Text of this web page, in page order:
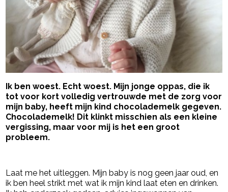
Ik ben woest. Echt woest. Mijn jonge oppas, die ik
tot voor kort volledig vertrouwde met de zorg voor
mijn baby, heeft mijn kind chocolademelk gegeven.
Chocolademelk! Dit klinkt misschien als een kleine
vergissing, maar voor mij is het een groot
probleem.
Laat me het uitleggen. Mijn baby is nog geen jaar oud, en
ik ben heel strikt met wat ik mijn kind laat eten en drinken.